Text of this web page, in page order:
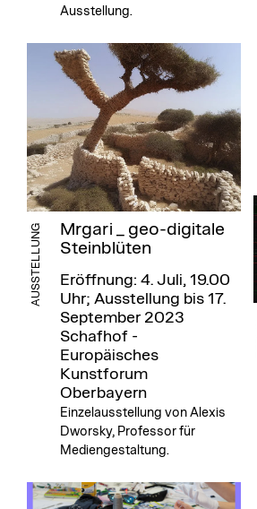
Ausstellung.
AUSSTELLUNG
Mrgari _ geo-digitale
Steinblüten
Eröffnung: 4. Juli, 19.00
Uhr; Ausstellung bis 17.
September 2023
Schafhof -
Europäisches
Kunstforum
Oberbayern
Einzelausstellung von Alexis
Dworsky, Professor für
Mediengestaltung.